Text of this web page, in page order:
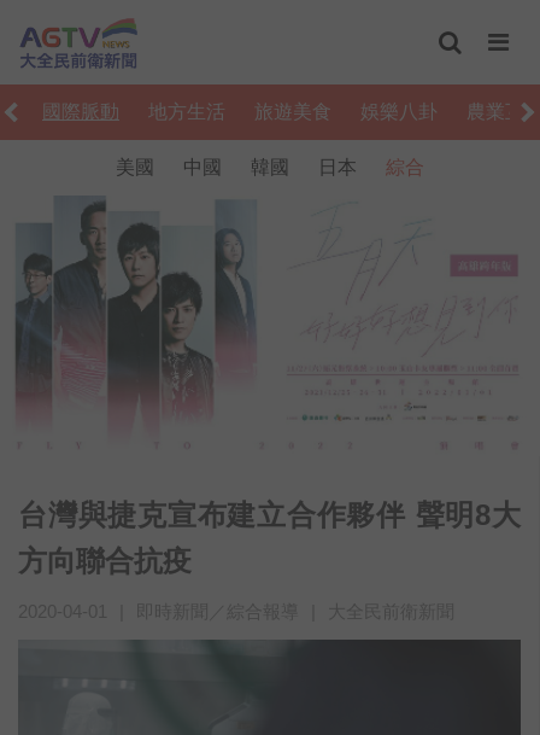
國際脈動 地方生活 旅遊美食 娛樂八卦 農業互
美國 中國 韓國 日本 綜合
台灣與捷克宣布建立合作夥伴 聲明8大
方向聯合抗疫